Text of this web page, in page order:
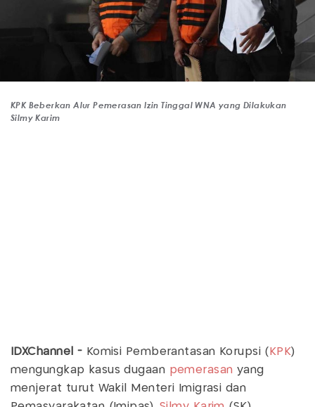
KPK Beberkan Alur Pemerasan Izin Tinggal WNA yang Dilakukan
Silmy Karim
IDXChannel - Komisi Pemberantasan Korupsi ( KPK)
mengungkap kasus dugaan pemerasan yang
menjerat turut Wakil Menteri Imigrasi dan